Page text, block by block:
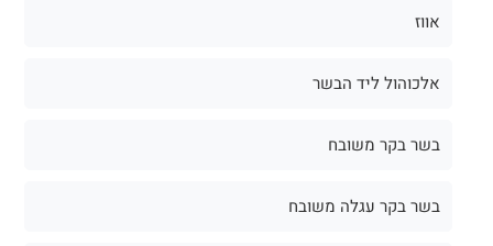
אווז
אלכוהול ליד הבשר
בשר בקר משובח
בשר בקר עגלה משובח